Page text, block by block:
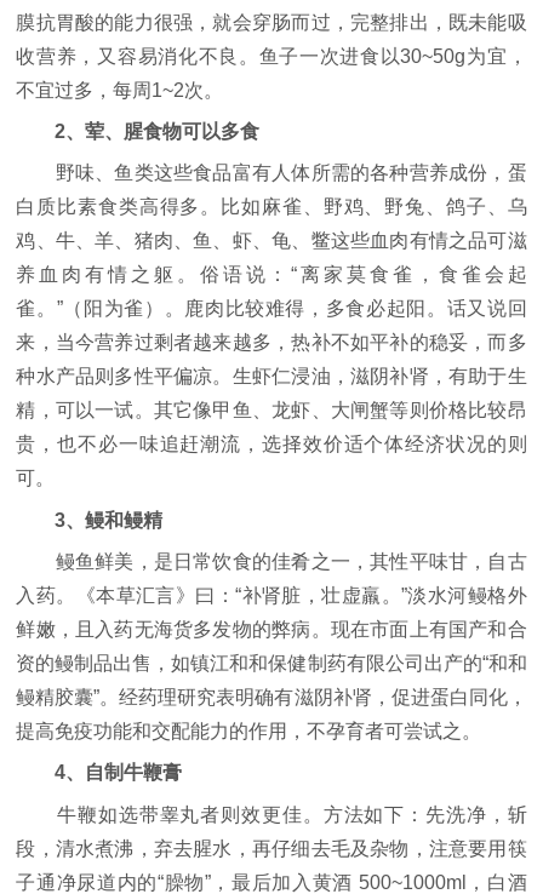
膜抗胃酸的能力很强，就会穿肠而过，完整排出，既未能吸
收营养，又容易消化不良。鱼子一次进食以30~50g为宜，
不宜过多，每周1~2次。
2、荤、腥食物可以多食
野味、鱼类这些食品富有人体所需的各种营养成份，蛋
白质比素食类高得多。比如麻雀、野鸡、野兔、鸽子、乌
鸡、牛、羊、猪肉、鱼、虾、龟、鳖这些血肉有情之品可滋
养血肉有情之躯。俗语说：“离家莫食雀，食雀会起
雀。”（阳为雀）。鹿肉比较难得，多食必起阳。话又说回
来，当今营养过剩者越来越多，热补不如平补的稳妥，而多
种水产品则多性平偏凉。生虾仁浸油，滋阴补肾，有助于生
精，可以一试。其它像甲鱼、龙虾、大闸蟹等则价格比较昂
贵，也不必一味追赶潮流，选择效价适个体经济状况的则
可。
3、鳗和鳗精
鳗鱼鲜美，是日常饮食的佳肴之一，其性平味甘，自古
入药。《本草汇言》曰：“补肾脏，壮虚羸。”淡水河鳗格外
鲜嫩，且入药无海货多发物的弊病。现在市面上有国产和合
资的鳗制品出售，如镇江和和保健制药有限公司出产的“和和
鳗精胶囊”。经药理研究表明确有滋阴补肾，促进蛋白同化，
提高免疫功能和交配能力的作用，不孕育者可尝试之。
4、自制牛鞭膏
牛鞭如选带睾丸者则效更佳。方法如下：先洗净，斩
段，清水煮沸，弃去腥水，再仔细去毛及杂物，注意要用筷
子通净尿道内的“臊物”，最后加入黄酒 500~1000ml，白酒